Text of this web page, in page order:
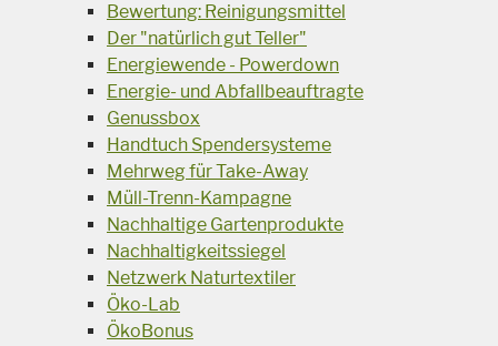
Bewertung: Reinigungsmittel
Der "natürlich gut Teller"
Energiewende - Powerdown
Energie- und Abfallbeauftragte
Genussbox
Handtuch Spendersysteme
Mehrweg für Take-Away
Müll-Trenn-Kampagne
Nachhaltige Gartenprodukte
Nachhaltigkeitssiegel
Netzwerk Naturtextiler
Öko-Lab
ÖkoBonus